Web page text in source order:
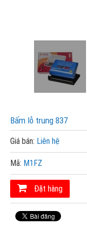
Bấm lỗ trung 837
Giá bán: Liên hệ
Mã: M1FZ
Đặt hàng